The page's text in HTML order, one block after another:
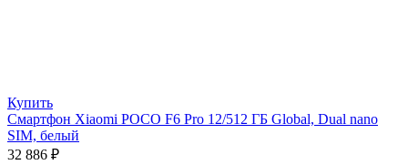
Купить
Смартфон Xiaomi POCO F6 Pro 12/512 ГБ Global, Dual nano
SIM, белый
32 886 ₽